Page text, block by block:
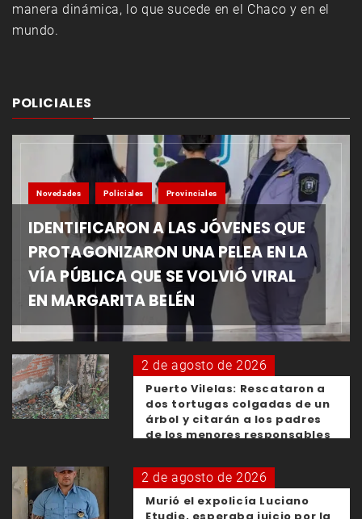
manera dinámica, lo que sucede en el Chaco y en el
mundo.
POLICIALES
Novedades Policiales Provinciales
IDENTIFICARON A LAS JÓVENES QUE
PROTAGONIZARON UNA PELEA EN LA
VÍA PÚBLICA QUE SE VOLVIÓ VIRAL
EN MARGARITA BELÉN
2 de agosto de 2026
Puerto Vilelas: Rescataron a
dos tortugas colgadas de un
árbol y citarán a los padres
de los menores responsables
2 de agosto de 2026
Murió el expolicía Luciano